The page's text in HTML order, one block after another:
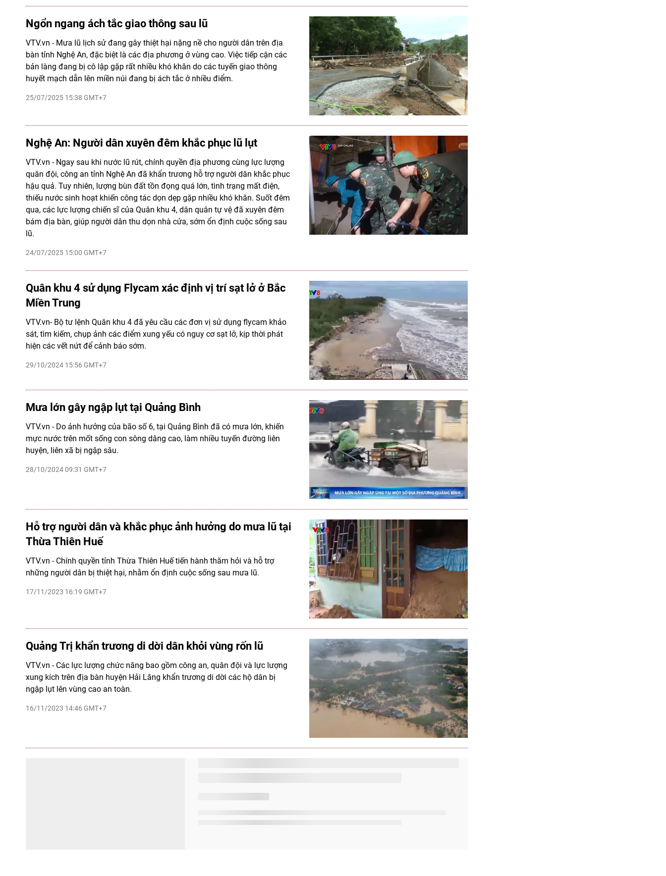
Ngổn ngang ách tắc giao thông sau lũ
25/07/2025 15:38 GMT+7
VTV.vn - Mưa lũ lịch sử đang gây thiệt hại nặng nề cho người dân trên địa
bàn tỉnh Nghệ An, đặc biệt là các địa phương ở vùng cao. Việc tiếp cận các
bản làng đang bị cô lập gặp rất nhiều khó khăn do các tuyến giao thông
huyết mạch dẫn lên miền núi đang bị ách tắc ở nhiều điểm.
Nghệ An: Người dân xuyên đêm khắc phục lũ lụt
24/07/2025 15:00 GMT+7
VTV.vn - Ngay sau khi nước lũ rút, chính quyền địa phương cùng lực lượng
quân đội, công an tỉnh Nghệ An đã khẩn trương hỗ trợ người dân khắc phục
hậu quả. Tuy nhiên, lượng bùn đất tồn đọng quá lớn, tình trạng mất điện,
thiếu nước sinh hoạt khiến công tác dọn dẹp gặp nhiều khó khăn. Suốt đêm
qua, các lực lượng chiến sĩ của Quân khu 4, dân quân tự vệ đã xuyên đêm
bám địa bàn, giúp người dân thu dọn nhà cửa, sớm ổn định cuộc sống sau
lũ.
Quân khu 4 sử dụng Flycam xác định vị trí sạt lở ở Bắc
Miền Trung
29/10/2024 15:56 GMT+7
VTV.vn- Bộ tư lệnh Quân khu 4 đã yêu cầu các đơn vị sử dụng flycam khảo
sát, tìm kiếm, chụp ảnh các điểm xung yếu có nguy cơ sạt lở, kịp thời phát
hiện các vết nứt để cảnh báo sớm.
Mưa lớn gây ngập lụt tại Quảng Bình
28/10/2024 09:31 GMT+7
VTV.vn - Do ảnh hưởng của bão số 6, tại Quảng Bình đã có mưa lớn, khiến
mực nước trên mốt sống con sông dâng cao, làm nhiều tuyến đường liên
huyện, liên xã bị ngập sâu.
Hỗ trợ người dân và khắc phục ảnh hưởng do mưa lũ tại
Thừa Thiên Huế
17/11/2023 16:19 GMT+7
VTV.vn - Chính quyền tỉnh Thừa Thiên Huế tiến hành thăm hỏi và hỗ trợ
những người dân bị thiệt hại, nhằm ổn định cuộc sống sau mưa lũ.
Quảng Trị khẩn trương di dời dân khỏi vùng rốn lũ
16/11/2023 14:46 GMT+7
VTV.vn - Các lực lượng chức năng bao gồm công an, quân đội và lực lượng
xung kích trên địa bàn huyện Hải Lăng khẩn trương di dời các hộ dân bị
ngập lụt lên vùng cao an toàn.
VTV.vn - Mặc dù một số nơi nước đã rút, nhưng vùng hạ du của huyện